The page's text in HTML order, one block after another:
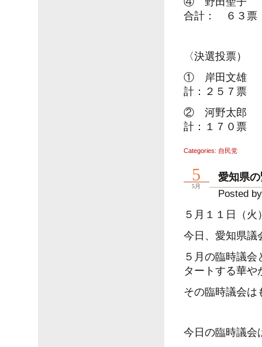
合計： ６３票
〈決選投票）
① 岸田文雄
計：２５７票
② 河野太郎 国
計：１７０票
Categories: 自民党
愛知県
Posted
５月１１日（
今日、愛知県議
５月の臨時議
タートする華や
その臨時議会は
今日の臨時議会
5
5月